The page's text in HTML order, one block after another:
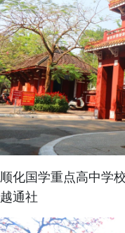
顺化国学重点高中学
越通社